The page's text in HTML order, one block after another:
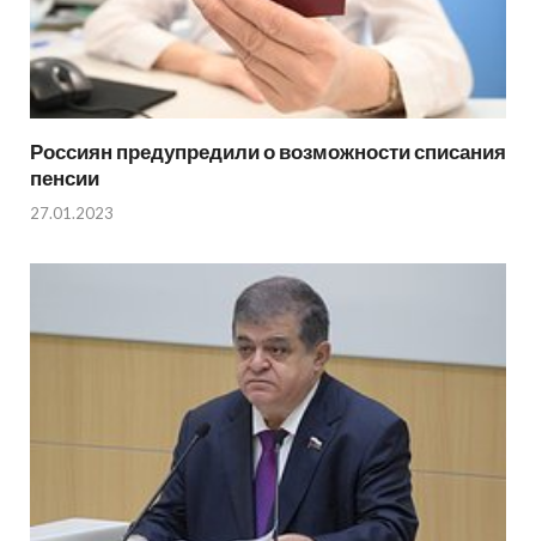
Россиян предупредили о возможности списания
пенсии
27.01.2023